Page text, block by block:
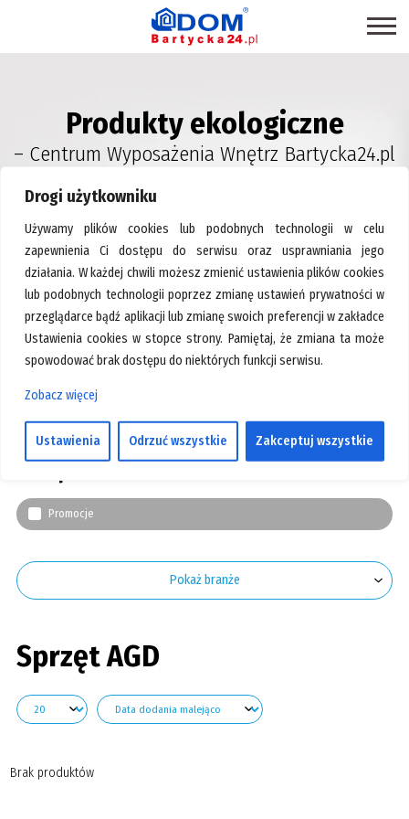
Drogi użytkowniku
Używamy plików cookies lub podobnych technologii w celu
zapewnienia Ci dostępu do serwisu oraz usprawniania jego
działania. W każdej chwili możesz zmienić ustawienia plików cookies
lub podobnych technologii poprzez zmianę ustawień prywatności w
przeglądarce bądź aplikacji lub zmianę swoich preferencji w zakładce
Ustawienia cookies w stopce strony. Pamiętaj, że zmiana ta może
spowodować brak dostępu do niektórych funkcji serwisu.
Zobacz więcej
Ustawienia Odrzuć wszystkie Zakceptuj wszystkie
SKLEPY
PROMOCJE
PRODUKTY EKOLOGICZNE
USŁUGI
BRANŻE
MAPA CENTRUM
BLOG EKSPERCKI
INSPIRACJE
GALERIA
KONTAKT
Produkty ekologiczne
– Centrum Wyposażenia Wnętrz Bartycka24.pl
Filtry
Promocje
Pokaż branże
Sprzęt AGD
Brak produktów